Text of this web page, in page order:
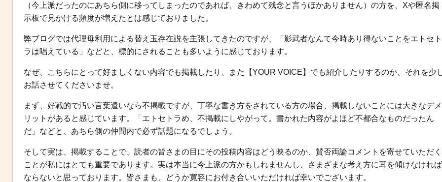
o
k
r
g
e
（今上派だったのにあちら側に移ってしまったのであれば、きわめて残念と言うほかありません）の方を、Xや匿名掲
示板で見かける頻度が増えたとは感じておりました。
弊ブログでは代理母利用による替え玉存在説を主張してきたのですが、「影武者なんて今時あり得ないことをエトセト
ラは唱えている」などと、標的にされることも多いように感じております。
なぜ、こちらにとって好ましくない内容でも掲載したり、また【YOUR VOICE】でも紹介したりするのか、それを少
お話させてくださいませ。
まず、好戦的で汚い言葉遣いなら不掲載ですが、丁寧な書き方をされている方の場合、掲載しないことには大きなデメ
リットがあると感じています。「エトセトラめ、不掲載にしやがって。書かれた内容がよほど不都合なものだったん
だ」などと、あちら側の仲間内で必ず話題になるでしょう。
そして実は、掲載することで、読者の皆さまの目にその投稿内容はどう映るのか、賛否両論コメントを寄せていただく
ことが私にはとても重要であります。実は本当に今上派の方かもしれませんし、さまざまな考え方に耳を傾けなければ
ならないと思っております。皆さまも、どうか寛容にお付き合いいただければ幸いでございます。